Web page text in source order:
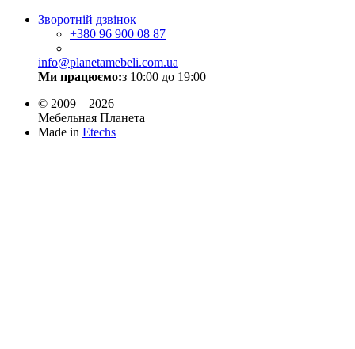
Зворотній дзвінок
+380 96 900 08 87
info@planetamebeli.com.ua
Ми працюємо:з 10:00 до 19:00
© 2009—2026
Мебельная Планета
Made in Etechs